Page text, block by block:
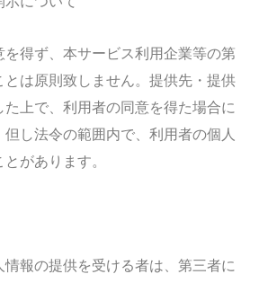
得ず、本サービス利用企業等の第
とは原則致しません。提供先・提供
上で、利用者の同意を得た場合に
し法令の範囲内で、利用者の個人
があります。
情報の提供を受ける者は、第三者に